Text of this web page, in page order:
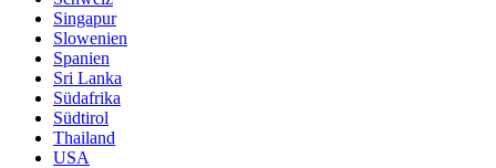
Singapur
Slowenien
Spanien
Sri Lanka
Südafrika
Südtirol
Thailand
USA